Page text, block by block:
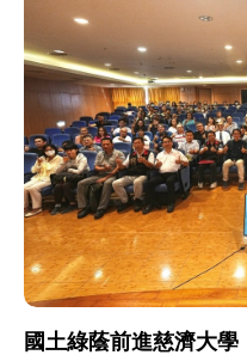
國土綠蔭前進慈濟大學